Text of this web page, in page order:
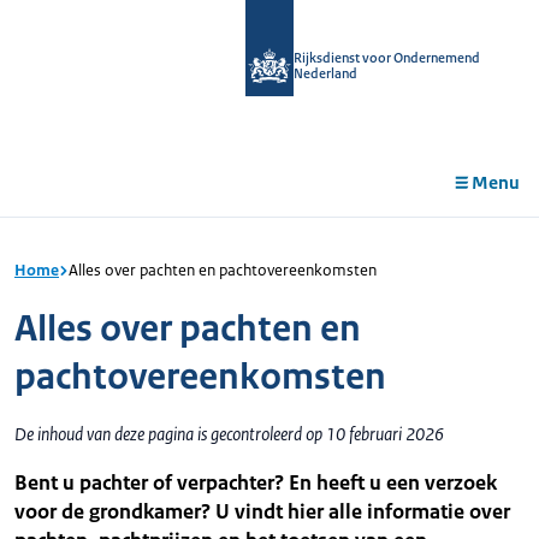
Rijksdienst voor Ondernemend
Nederland
Menu
Home Alles over pachten en pachtovereenkomsten
Alles over pachten en
pachtovereenkomsten
De inhoud van deze pagina is gecontroleerd op 10 februari 2026
Bent u pachter of verpachter? En heeft u een verzoek
voor de grondkamer? U vindt hier alle informatie over